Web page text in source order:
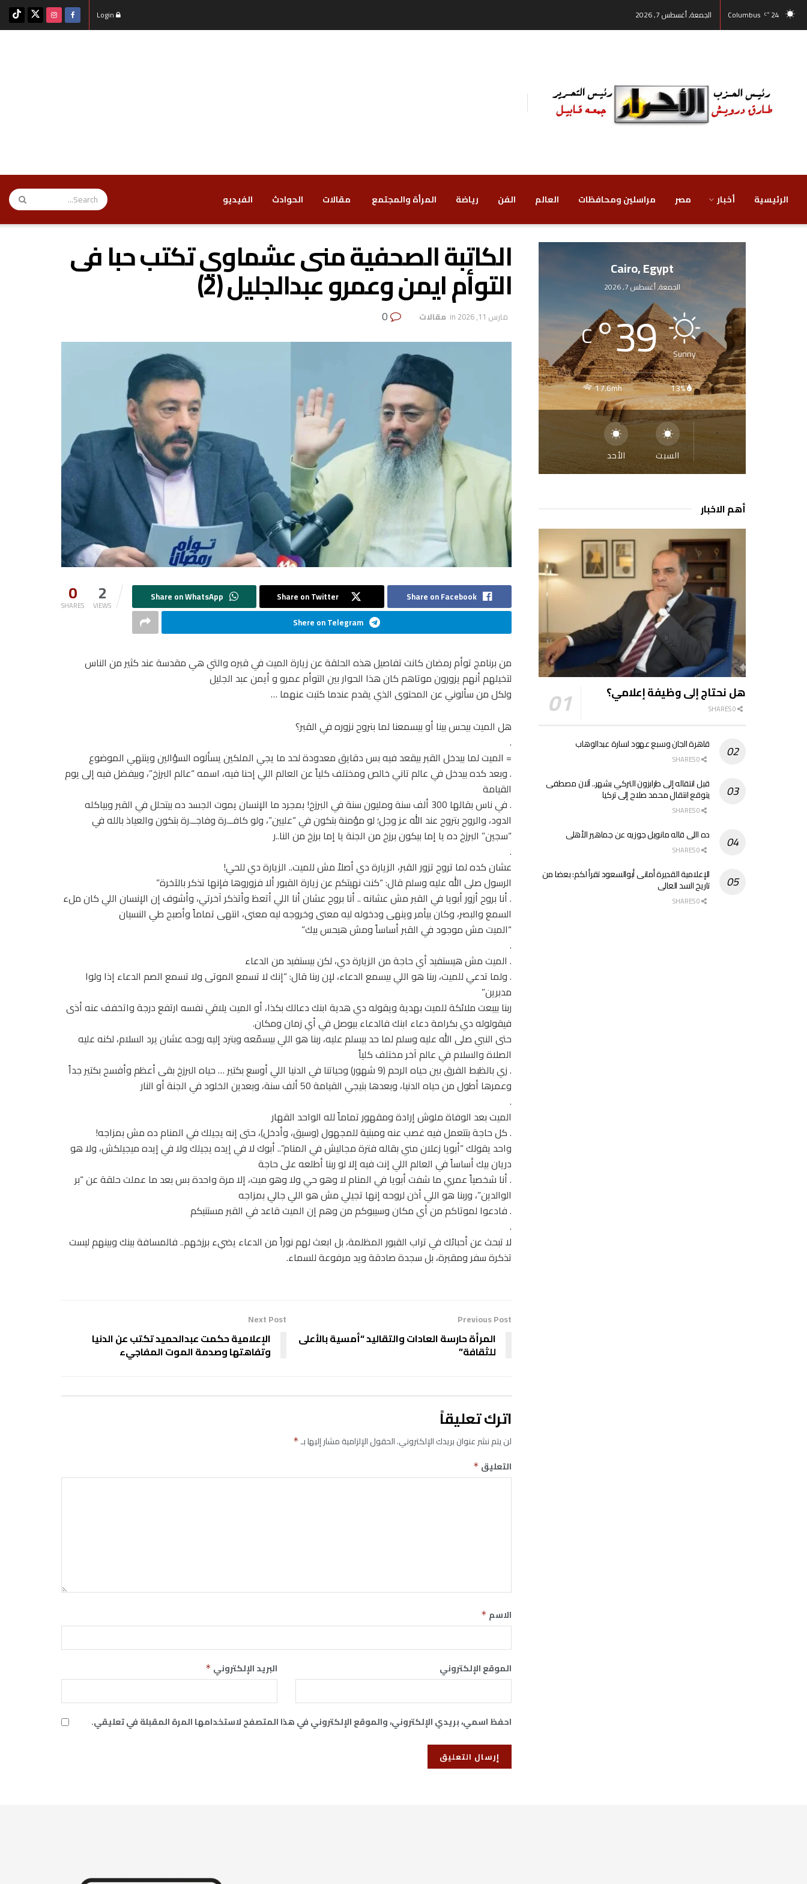
24
°C
Columbus الجمعة, أغسطس 7, 2026
الرئيسية أخبار مصر ‏مراسلين ومحافظات ‏العالم الفن رياضة ‏المرأة والمجتمع ‏ مقالات ‏الحوادث ‏الفيديو
الكاتبة الصحفية منى عشماوي تكتب حبا فى
التوأم ايمن وعمرو عبدالجليل (2)
مارس 11, 2026 in ‏ مقالات
0
SHARES 2
VIEWS
Share on Facebook
Share on Twitter
Shere on Telegram
من برنامج توأم رمضان كانت تفاصيل هذه الحلقة عن زيارة الميت في قبره والتي هي مقدسة عند كثير من الناس
لتخيلهم أنهم يزورون موتاهم كان هذا الحوار بين التوأم عمرو و أيمن عبد الجليل
ولكل من سألوني عن المحتوى الذي يقدم عندما كتبت عنهما …
هل الميت بيحس بينا أو بيسمعنا لما بنروح نزوره في القبر؟
.
= الميت لما بيدخل القبر بيقعد فيه بس دقايق معدودة لحد ما يجي الملكين يسألوه السؤالين وينتهي الموضوع
. وبعد كده بيدخل في عالم تاني خالص ومختلف كلياً عن العالم اللي إحنا فيه، اسمه “عالم البرزخ”، وبيفضل فيه إلى يوم
القيامة
. في ناس بقالها 300 ألف سنة ومليون سنة في البرزخ! بمجرد ما الإنسان يموت الجسد ده بيتحلل في القبر وبياكله
الدود، والروح بتروح عند الله عز وجل؛ لو مؤمنة بتكون في “عليين”، ولو كافــ.رة وفاجــ.رة بتكون والعياذ بالله في
“سجين” البرزخ ده يا إما بيكون برزخ من الجنة يا إما برزخ من النا..ر
.
عشان كده لما تروح تزور القبر، الزيارة دي أصلاً مش للميت.. الزيارة دي للحي!
الرسول صلى الله عليه وسلم قال: “كنت نهيتكم عن زيارة القبور ألا فزوروها فإنها تذكر بالآخرة”
. أنا بروح أزور أبويا في القبر مش عشانه .. أنا بروح عشان أنا اللي أتعظ وأتذكر آخرتي، وأشوف إن الإنسان اللي كان ملء
السمع والبصر، وكان بيأمر وينهى ودخوله ليه معنى وخروجه ليه معنى، انتهى تماماً وأصبح طي النسيان
“الميت مش موجود في القبر أساساً ومش هيحس بيك”
.
. الميت مش هيستفيد أي حاجة من الزيارة دي، لكن بيستفيد من الدعاء
. ولما تدعي للميت، ربنا هو اللي بيسمع الدعاء، لإن ربنا قال: “إنك لا تسمع الموتى ولا تسمع الصم الدعاء إذا ولوا
مدبرين”
ربنا بيبعت ملائكة للميت بهدية ويقوله دي هدية ابنك دعالك بكذا، أو الميت يلاقي نفسه ارتفع درجة واتخفف عنه أذى
فيقولوله دي بكرامة دعاء ابنك فالدعاء بيوصل في أي زمان ومكان.
حتى النبي صلى الله عليه وسلم لما حد بيسلم عليه، ربنا هو اللي بيسمّعه وبترد إليه روحه عشان يرد السلام، لكنه عليه
الصلاة والسلام في عالم آخر مختلف كلياً
. زي بالظبط الفرق بين حياه الرحم (9 شهور) وحياتنا في الدنيا اللي أوسع بكتير … حياه البرزخ بقى أعظم وأفسح بكتير جداً
وعمرها أطول من حياه الدنيا، وبعدها بتيجي القيامة 50 ألف سنة، وبعدين الخلود في الجنة أو النار
.
الميت بعد الوفاة ملوش إرادة ومقهور تماماً لله الواحد القهار
. كل حاجة بتتعمل فيه غصب عنه ومبنية للمجهول (وسيق، وأدخل)، حتى إنه يجيلك في المنام ده مش بمزاجه!
واحد يقولك “أبويا زعلان مني بقاله فترة مجاليش في المنام”.. أبوك لا في إيده يجيلك ولا في إيده ميجيلكش، ولا هو
دريان بيك أساساً في العالم اللي إنت فيه إلا لو ربنا أطلعه على حاجة
. أنا شخصياً عمري ما شفت أبويا في المنام لا وهو حي ولا وهو ميت، إلا مرة واحدة بس بعد ما عملت حلقة عن “بر
الوالدين”، وربنا هو اللي أذن لروحه إنها تجيلي مش هو اللي جالي بمزاجه
. فادعوا لموتاكم من أي مكان وسيبوكم من وهم إن الميت قاعد في القبر مستنيكم
.
لا تبحث عن أحبائك في تراب القبور المظلمة، بل ابعث لهم نوراً من الدعاء يضيء برزخهم.. فالمسافة بينك وبينهم ليست
تذكرة سفر ومقبرة، بل سجدة صادقة ويد مرفوعة للسماء.
Previous Post
المرأة حارسة العادات والتقاليد “أمسية بالأعلى
للثقافة”
Next Post
الإعلامية حكمت عبدالحميد تكتب عن الدنيا
وتفاهتها وصدمة الموت المفاجيء
اترك تعليقاً
لن يتم نشر عنوان بريدك الإلكتروني.الحقول الإلزامية مشار إليها بـ*
التعليق *
الاسم *
البريد الإلكتروني * الموقع الإلكتروني
احفظ اسمي، بريدي الإلكتروني، والموقع الإلكتروني في هذا المتصفح لاستخدامها المرة المقبلة في تعليقي.
Cairo, Egypt
الجمعة, أغسطس 7, 2026
Sunny
39
°
C
13%
17.6mh
السبت الأحد
أهم الاخبار
هل نحتاج إلى وظيفة إعلامي؟
قاهرة الجان وسبع عهود لسارة عبدالوهاب
قبل انتقاله إلى طرابزون التركي بشهر.. آلان مصطفى
يتوقع انتقال محمد صلاح إلى تركيا
ده اللى قاله مانويل جوزيه عن جماهير الأهلى
الإعلامية القديرة أمانى أبوالسعود تقرأ لكم: بعضا من
تاريخ السد العالى